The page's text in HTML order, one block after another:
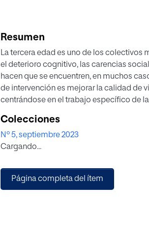
Resumen
La tercera edad es uno de los colectivos
el deterioro cognitivo, las carencias
hacen que se encuentren, en muchos
de intervención es mejorar la calidad de
centrándose en el trabajo específico de
un envejecimiento activo y saludable
Colecciones
Nº 5, septiembre 2023
Cargando...
Página completa del ítem